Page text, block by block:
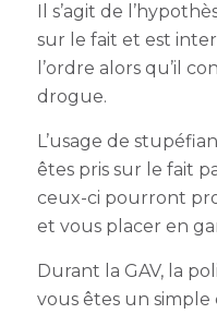
Il s’agit de
sur le fait et est
l’ordre alors qu’il
drogue.
L’usage de
êtes pris sur le fait
ceux-ci pourront
et vous placer en
Durant la GAV, la
vous êtes un